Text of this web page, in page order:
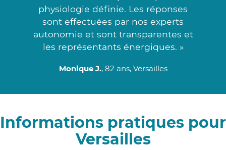
physiologie définie. Les réponses
sont effectuées par nos experts
autonomie et sont transparentes et
les représentants énergiques. »
Monique J., 82 ans, Versailles
Informations pratiques pour
Versailles